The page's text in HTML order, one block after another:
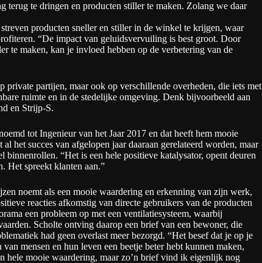
terug te dringen en producten stiller te maken. Zolang we daar
producten sneller en stiller in de winkel te krijgen, waar
“De impact van geluidsvervuiling is best groot. Door
te maken, kan je invloed hebben op de verbetering van de
private partijen, maar ook op verschillende overheden, die iets met
ruimte en in de stedelijke omgeving. Denk bijvoorbeeld aan
en Strijp-S.
tot Ingenieur van het Jaar 2017 en dat heeft hem mooie
het succes van afgelopen jaar daaraan gerelateerd worden, maar
binnenrollen. “Het is een hele positieve katalysator, opent deuren
Het spreekt klanten aan.”
noemt als een mooie waardering en erkenning van zijn werk,
reacties afkomstig van directe gebruikers van de producten
een probleem op met een ventilatiesysteem, waarbij
Scholte ontving daarop een brief van een bewoner, die
had geen overlast meer bezorgd. “Het besef dat je op je
mensen en hun leven een beetje beter hebt kunnen maken,
hele mooie waardering, maar zo’n brief vind ik eigenlijk nog